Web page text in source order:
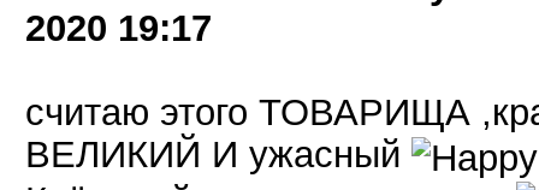
2020 19:17
считаю этого ТОВАРИЩА
ВЕЛИКИЙ И ужасный